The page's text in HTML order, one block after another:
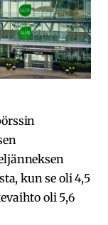
kun se oli 4,5
oli 5,6